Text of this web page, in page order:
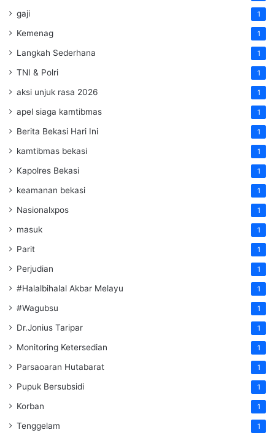
gaji 1
Kemenag 1
Langkah Sederhana 1
TNI & Polri 1
aksi unjuk rasa 2026 1
apel siaga kamtibmas 1
Berita Bekasi Hari Ini 1
kamtibmas bekasi 1
Kapolres Bekasi 1
keamanan bekasi 1
Nasionalxpos 1
masuk 1
Parit 1
Perjudian 1
#Halalbihalal Akbar Melayu 1
#Wagubsu 1
Dr.Jonius Taripar 1
Monitoring Ketersedian 1
Parsaoaran Hutabarat 1
Pupuk Bersubsidi 1
Korban 1
Tenggelam 1